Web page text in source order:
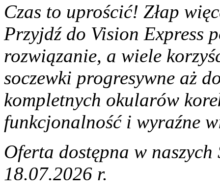
Czas to uprościć! Złap
Przyjdź do Vision Express
rozwiązanie, a wiele
soczewki progresywne aż
kompletnych okularów
funkcjonalność i wyraźne
Oferta dostępna w
18.07.2026 r.